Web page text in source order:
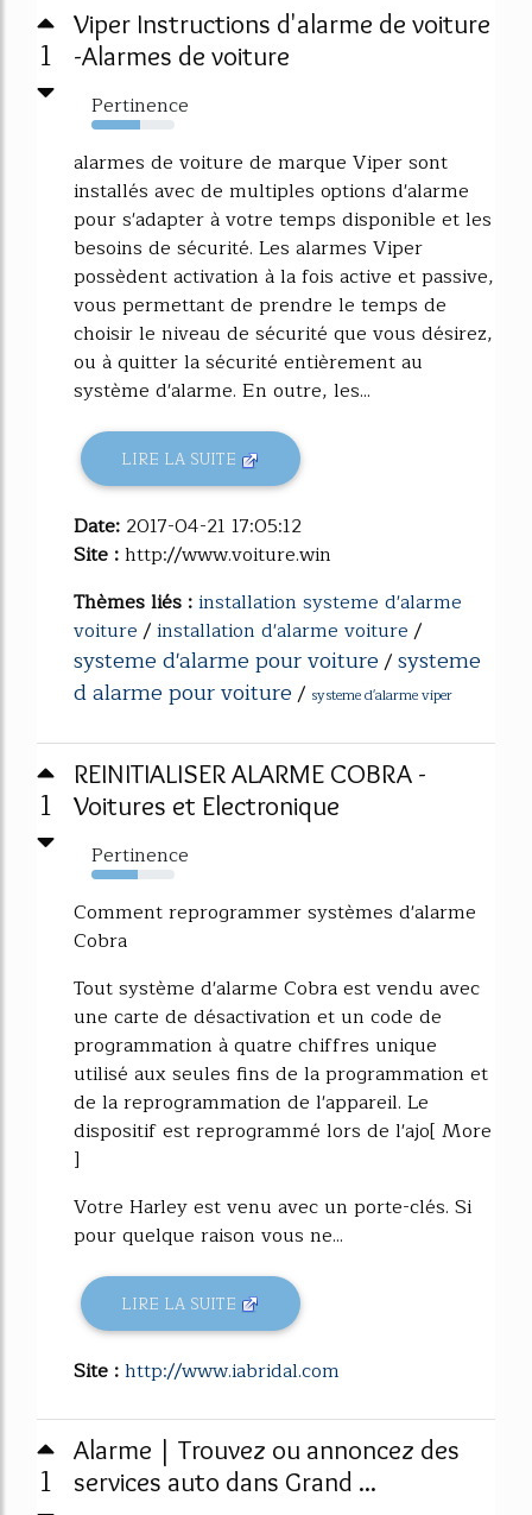
1
Viper Instructions d'alarme de voiture
-Alarmes de voiture
Pertinence
58%
alarmes de voiture de marque Viper sont
installés avec de multiples options d'alarme
pour s'adapter à votre temps disponible et les
besoins de sécurité. Les alarmes Viper
possèdent activation à la fois active et passive,
vous permettant de prendre le temps de
choisir le niveau de sécurité que vous désirez,
ou à quitter la sécurité entièrement au
système d'alarme. En outre, les...
LIRE LA SUITE
Date: 2017-04-21 17:05:12
Site :http://www.voiture.win
Thèmes liés :installation systeme d'alarme
voiture/installation d'alarme voiture/
systeme d'alarme pour voiture/systeme
d alarme pour voiture/ systeme d'alarme viper
1
REINITIALISER ALARME COBRA -
Voitures et Electronique
Pertinence
56%
Comment reprogrammer systèmes d'alarme
Cobra
Tout système d'alarme Cobra est vendu avec
une carte de désactivation et un code de
programmation à quatre chiffres unique
utilisé aux seules fins de la programmation et
de la reprogrammation de l'appareil. Le
dispositif est reprogrammé lors de l'ajo[ More
]
Votre Harley est venu avec un porte-clés. Si
pour quelque raison vous ne...
LIRE LA SUITE
Site :http://www.iabridal.com
1
Alarme | Trouvez ou annoncez des
services auto dans Grand ...